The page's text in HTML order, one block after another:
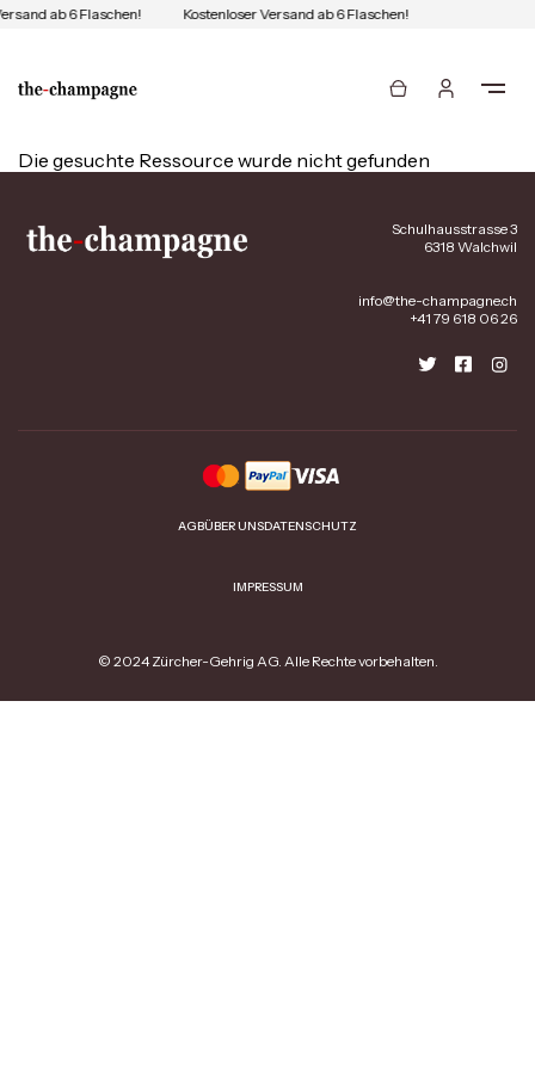
ab 6 Flaschen! Kostenloser Versand ab 6 Flaschen!
Die gesuchte Ressource wurde nicht gefunden
Schulhausstrasse 3
6318 Walchwil
info@the-champagne.ch
+41 79 618 06 26
AGBÜBER UNSDATENSCHUTZ
IMPRESSUM
© 2024 Zürcher-Gehrig AG. Alle Rechte vorbehalten.